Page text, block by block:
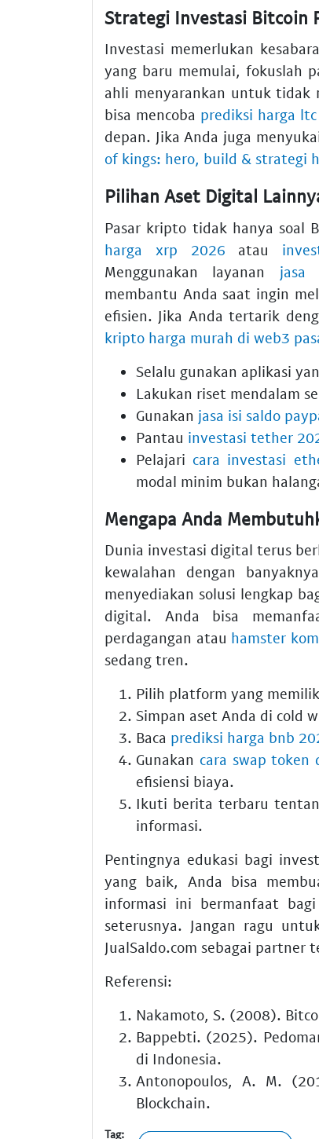
Strategi Investasi Bitcoin
Investasi memerlukan
yang baru memulai, fokuslah
ahli menyarankan untuk tidak
bisa mencoba prediksi harga
depan. Jika Anda juga
of kings: hero, build & strategi
Pilihan Aset Digital
Pasar kripto tidak hanya soal
harga xrp 2026 atau
Menggunakan layanan jasa
membantu Anda saat ingin
efisien. Jika Anda tertarik
kripto harga murah di web3
Selalu gunakan aplikasi
Lakukan riset mendalam
Gunakan jasa isi saldo
Pantau investasi tether
Pelajari cara investasi
modal minim bukan
Mengapa Anda
Dunia investasi digital terus
kewalahan dengan
menyediakan solusi lengkap
digital. Anda bisa
perdagangan atau hamster
sedang tren.
Pilih platform yang
Simpan aset Anda di cold
Baca prediksi harga bnb
Gunakan cara swap token
efisiensi biaya.
Ikuti berita terbaru
informasi.
Pentingnya edukasi bagi
yang baik, Anda bisa
informasi ini bermanfaat
seterusnya. Jangan ragu
JualSaldo.com sebagai partner
Referensi:
Nakamoto, S. (2008).
Bappebti. (2025).
di Indonesia.
Antonopoulos, A. M.
Blockchain.
Tag: